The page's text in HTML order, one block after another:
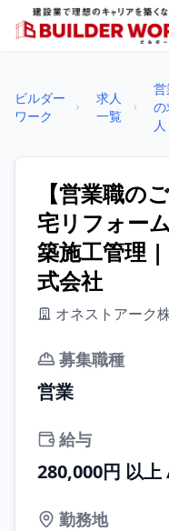
ビルダー
ワーク
求人
一覧
人
【営業職の
宅リフォー
築施工管理
式会社
オネストアーク
募集職種
営業
給与
280,000円 以上
勤務地